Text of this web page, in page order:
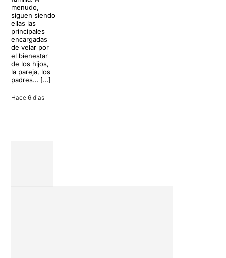
menudo,
siguen siendo
ellas las
principales
encargadas
de velar por
el bienestar
de los hijos,
la pareja, los
padres… […]
Hace 6 dias